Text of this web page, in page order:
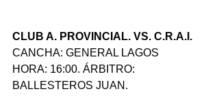
CLUB A. PROVINCIAL. VS. C.R.A.I.
CANCHA: GENERAL LAGOS
HORA: 16:00. ÁRBITRO:
BALLESTEROS JUAN.